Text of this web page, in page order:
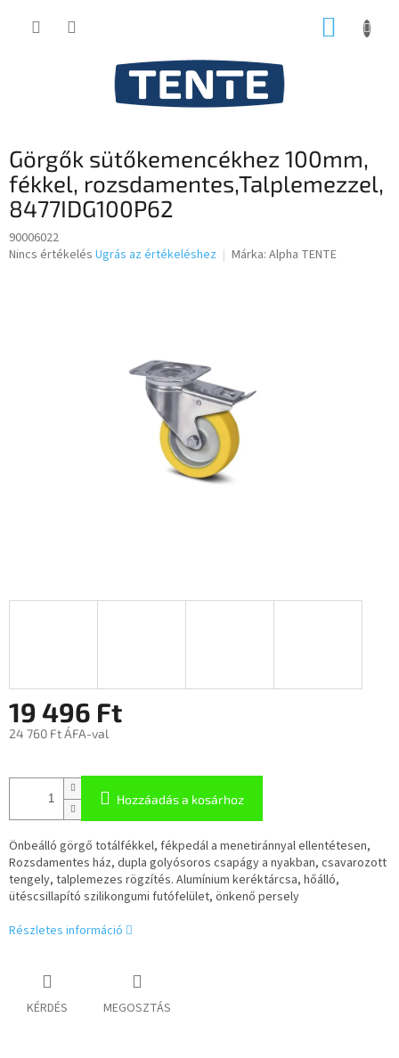
KOSÁR
Görgők sütőkemencékhez 100mm,
fékkel, rozsdamentes,Talplemezzel,
8477IDG100P62
90006022
A
Nincs értékelés Ugrás az értékeléshez Márka: Alpha TENTE
19 496 Ft
24 760 Ft ÁFA-val
Hozzáadás a kosárhoz
Önbeálló görgő totálfékkel, fékpedál a menetiránnyal ellentétesen,
Rozsdamentes ház, dupla golyósoros csapágy a nyakban, csavarozott
tengely, talplemezes rögzítés. Alumínium keréktárcsa, hőálló,
ütéscsillapító szilikongumi futófelület, önkenő persely
Részletes információ
KÉRDÉS MEGOSZTÁS